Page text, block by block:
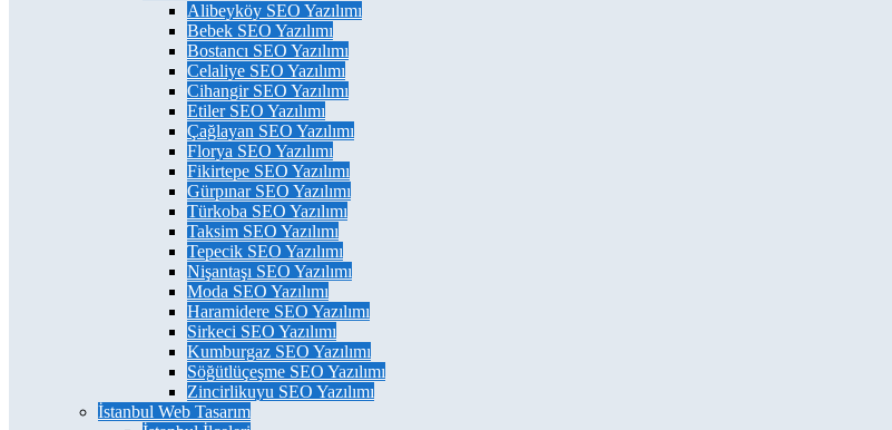
Alibeyköy SEO Yazılımı
Bebek SEO Yazılımı
Bostancı SEO Yazılımı
Celaliye SEO Yazılımı
Cihangir SEO Yazılımı
Etiler SEO Yazılımı
Çağlayan SEO Yazılımı
Florya SEO Yazılımı
Fikirtepe SEO Yazılımı
Gürpınar SEO Yazılımı
Türkoba SEO Yazılımı
Taksim SEO Yazılımı
Tepecik SEO Yazılımı
Nişantaşı SEO Yazılımı
Moda SEO Yazılımı
Haramidere SEO Yazılımı
Sirkeci SEO Yazılımı
Kumburgaz SEO Yazılımı
Söğütlüçeşme SEO Yazılımı
Zincirlikuyu SEO Yazılımı
İstanbul Web Tasarım